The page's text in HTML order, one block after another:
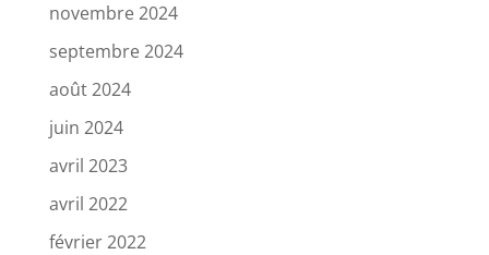
novembre 2024
septembre 2024
août 2024
juin 2024
avril 2023
avril 2022
février 2022